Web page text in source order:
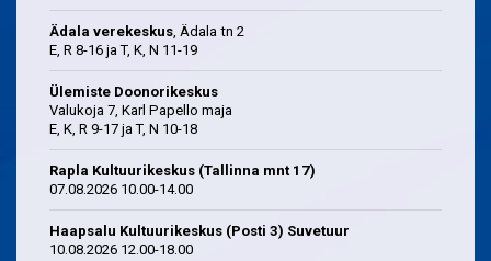
Ädala verekeskus, Ädala tn 2
E, R 8-16 ja T, K, N 11-19
Ülemiste Doonorikeskus
Valukoja 7, Karl Papello maja
E, K, R 9-17 ja T, N 10-18
Rapla Kultuurikeskus (Tallinna mnt 17)
07.08.2026 10.00-14.00
Haapsalu Kultuurikeskus (Posti 3) Suvetuur
10.08.2026 12.00-18.00